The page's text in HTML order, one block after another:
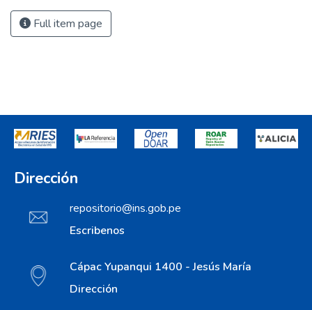
Full item page
Dirección
repositorio@ins.gob.pe
Escribenos
Cápac Yupanqui 1400 - Jesús María
Dirección